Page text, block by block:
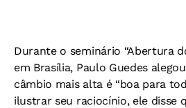
Durante o seminário “Abertura
em Brasília, Paulo Guedes
câmbio mais alta é “boa para
ilustrar seu raciocínio, ele disse